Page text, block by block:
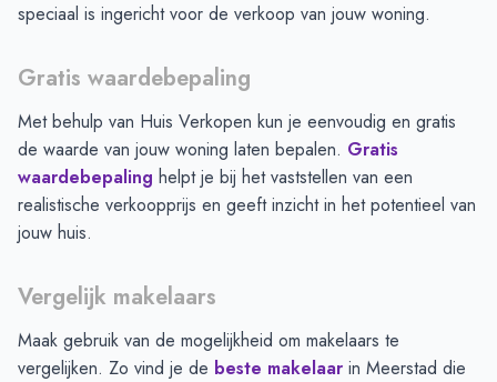
speciaal is ingericht voor de verkoop van jouw woning.
Gratis waardebepaling
Met behulp van Huis Verkopen kun je eenvoudig en gratis
de waarde van jouw woning laten bepalen. Gratis
waardebepaling helpt je bij het vaststellen van een
realistische verkoopprijs en geeft inzicht in het potentieel van
jouw huis.
Vergelijk makelaars
Maak gebruik van de mogelijkheid om makelaars te
vergelijken. Zo vind je de beste makelaar in Meerstad die